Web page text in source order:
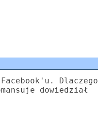
Dlaczego
dowiedział